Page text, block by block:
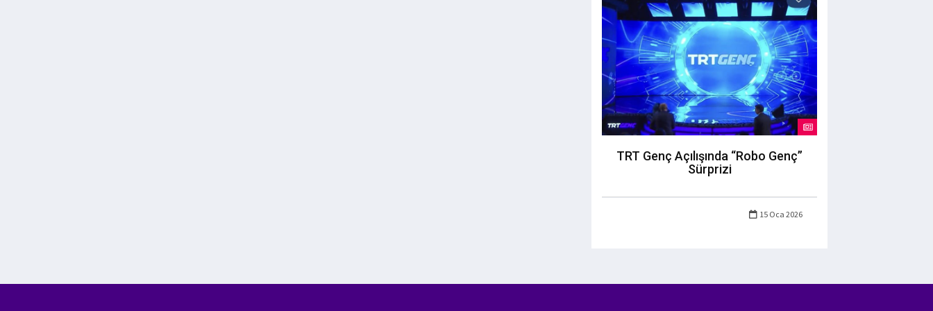
TRT Genç Açılışında “Robo Genç”
Sürprizi
15 Oca 2026